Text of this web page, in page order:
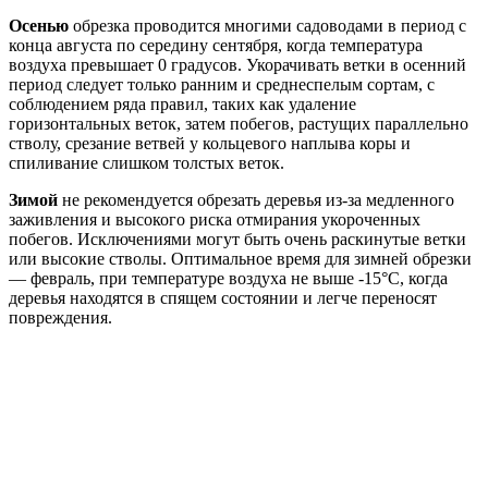
Осенью обрезка проводится многими садоводами в период с
конца августа по середину сентября, когда температура
воздуха превышает 0 градусов. Укорачивать ветки в осенний
период следует только ранним и среднеспелым сортам, с
соблюдением ряда правил, таких как удаление
горизонтальных веток, затем побегов, растущих параллельно
стволу, срезание ветвей у кольцевого наплыва коры и
спиливание слишком толстых веток.
Зимой не рекомендуется обрезать деревья из-за медленного
заживления и высокого риска отмирания укороченных
побегов. Исключениями могут быть очень раскинутые ветки
или высокие стволы. Оптимальное время для зимней обрезки
— февраль, при температуре воздуха не выше -15°C, когда
деревья находятся в спящем состоянии и легче переносят
повреждения.